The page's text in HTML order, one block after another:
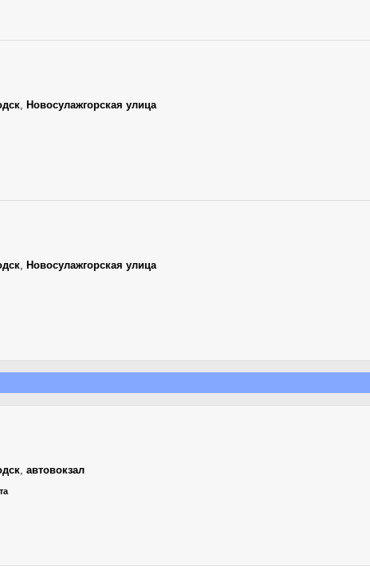
, Новосулажгорская улица
, Новосулажгорская улица
, автовокзал